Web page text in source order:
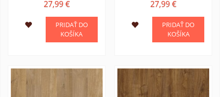
27,99 €
PRIDAŤ DO
KOŠÍKA
27,99 €
PRIDAŤ DO
KOŠÍKA